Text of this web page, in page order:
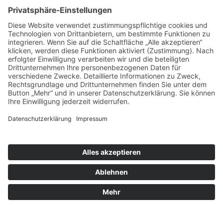
Anmeldung
Hier für alle Kurse und Workshops des TPZ-Ruhr am
GREND Essen anmelden.
Sie werden dafür auf die Homepage des GREND-
Bildungswerk in Essen in der Trägerschaft des Werkstatt-
Bildungswerk Essen e.V. weitergeleitet
Hier anmelden
© TPZ Ruhr
Impressum
Datenschutzerklärung
Kontakt
Sitemap
Intern